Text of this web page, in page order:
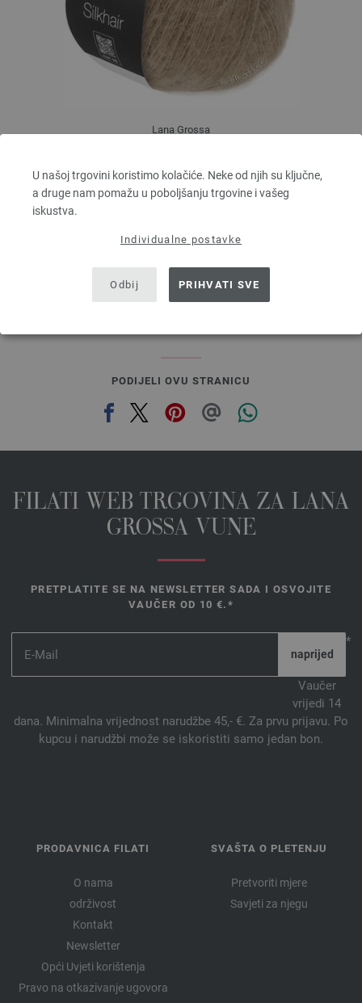
U našoj trgovini koristimo kolačiće. Neke od njih su ključne,
a druge nam pomažu u poboljšanju trgovine i vašeg
iskustva.
Individualne postavke
Odbij PRIHVATI SVE
Lana Grossa
70 % Mohair, 30 % Svila
Dužina: otprilike 210 m / 25 g
Većina igle: 4,5 - 5
9,77 $
next
PODIJELI OVU STRANICU
FILATI WEB TRGOVINA ZA LANA
GROSSA VUNE
PRETPLATITE SE NA NEWSLETTER SADA I OSVOJITE
VAUČER OD 10 €.*
*
Vaučer
vrijedi 14
dana. Minimalna vrijednost narudžbe 45,- €. Za prvu prijavu. Po
kupcu i narudžbi može se iskoristiti samo jedan bon.
PRODAVNICA FILATI
O nama
održivost
Kontakt
Newsletter
Opći Uvjeti korištenja
Pravo na otkazivanje ugovora
SVAŠTA O PLETENJU
Pretvoriti mjere
Savjeti za njegu